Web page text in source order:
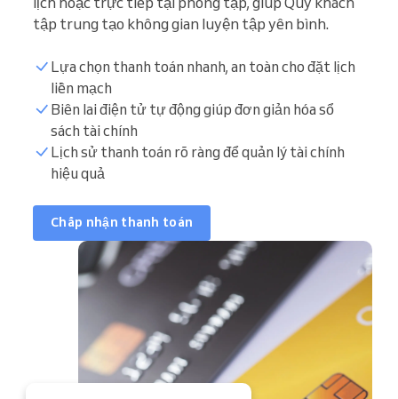
tập trung tạo không gian luyện tập yên bình.
Lựa chọn thanh toán nhanh, an toàn cho đặt lịch
liền mạch
Biên lai điện tử tự động giúp đơn giản hóa sổ
sách tài chính
Lịch sử thanh toán rõ ràng để quản lý tài chính
hiệu quả
Chấp nhận thanh toán